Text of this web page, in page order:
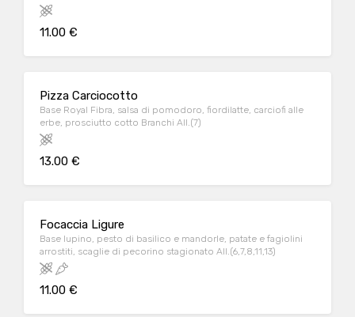
(4)
11.00 €
Pizza Carciocotto
Base Royal Fibra, salsa di pomodoro, fiordilatte, carciofi alle
erbe, prosciutto cotto Branchi All.(7)
13.00 €
Focaccia Ligure
Base lupino, pesto di basilico e mandorle, patate e fagiolini
arrostiti, scaglie di pecorino stagionato All.(6,7,8,11,13)
11.00 €